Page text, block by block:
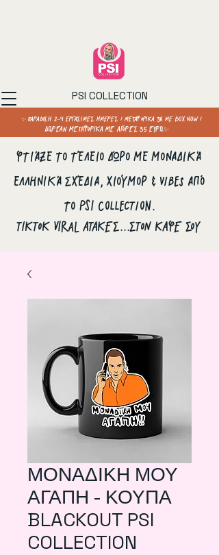
PSI COLLECTION
✨ ΠΑΡΑΔΟΣΗ 2–4 ΕΡΓΑΣΙΜΕΣ ΗΜΕΡΕΣ / ΜΕΤΑΦΟΡΙΚΑ 3€ ΜΕ BOX NOW /
ΔΩΡΕΑΝ ΜΕΤΑΦΟΡΙΚΑ ΜΕ ΑΓΟΡΕΣ 35 ΕΥΡΩ✨
Φτιάξε το τέλειο δώρο με μοναδικά
ελληνικά σχέδια, χιούμορ & vibes από
το PSI Collection.
ΤΙΚΤΟΚ VIRAL ΑΤΑΚΕΣ...ΣΤΟΝ ΚΑΦΕ ΣΟΥ
ΜΟΝΑΔΙΚΗ ΜΟΥ
ΑΓΑΠΗ - ΚΟΥΠΑ
BLACKOUT PSI
COLLECTION